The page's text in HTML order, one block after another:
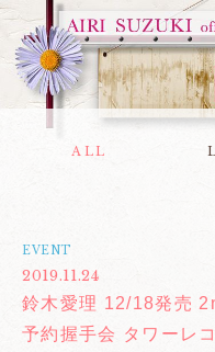
ALL
EVENT
2019.11.24
鈴木愛理 12/18発売
予約握手会 タワーレ